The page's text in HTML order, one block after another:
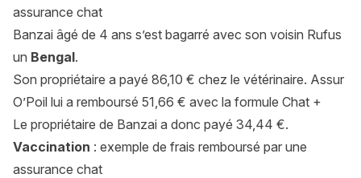
assurance chat
Banzai âgé de 4 ans s’est bagarré avec son voisin Rufus
un Bengal.
Son propriétaire a payé 86,10 € chez le vétérinaire. Assur
O’Poil lui a remboursé 51,66 € avec la formule Chat +
Le propriétaire de Banzai a donc payé 34,44 €.
Vaccination : exemple de frais remboursé par une
assurance chat